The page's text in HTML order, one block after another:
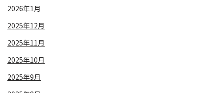
2026年1月
2025年12月
2025年11月
2025年10月
2025年9月